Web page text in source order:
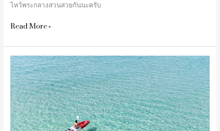
ไหว้พระกลางสวนสวยกันนะครับ
Read More »
Koh
Kood
Paradise
Beach
Resort
รีวิว
เกาะ